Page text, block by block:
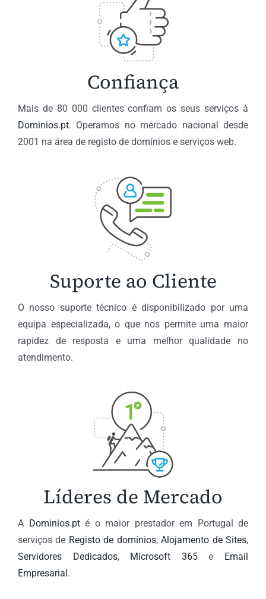
Confiança
Mais de 80 000 clientes confiam os seus serviços à
Dominios.pt. Operamos no mercado nacional desde
2001 na área de registo de domínios e serviços web.
Suporte ao Cliente
O nosso suporte técnico é disponibilizado por uma
equipa especializada, o que nos permite uma maior
rapidez de resposta e uma melhor qualidade no
atendimento.
Líderes de Mercado
A Dominios.pté o maior prestador em Portugal de
serviços de Registo de domínios,Alojamento de Sites,
Servidores Dedicados, Microsoft 365e Email
Empresarial.